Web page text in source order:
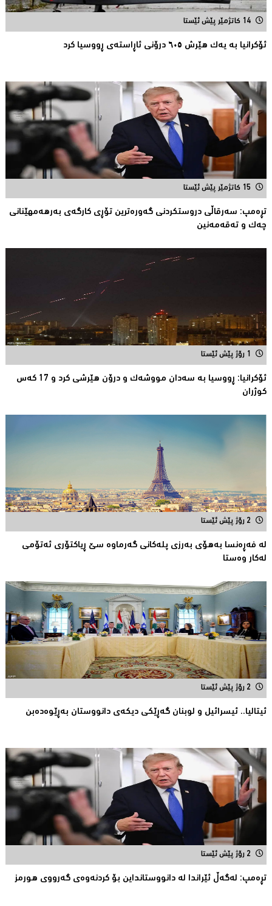
14 کاتژمێر پێش ئێستا
ئۆکرانیا بە یەک هێرش ٦٠٥ درۆنی ئاڕاستەى ڕووسیا کرد
15 کاتژمێر پێش ئێستا
تڕەمپ: سەرقاڵى دروستکردنی گەورەترین تۆڕى کارگەى بەرهەمهێنانى
چەک و تەقەمەنین
1 رۆژ پێش ئێستا
ئۆكرانیا: ڕووسیا به‌ سه‌دان مووشه‌ك و درۆن هێرشی كرد و 17 كه‌س
كوژران
2 رۆژ پێش ئێستا
لە فەڕەنسا بەهۆی بەرزی پلەکانی گەرماوە سێ ڕیاکتۆری ئەتۆمی
له‌كار وه‌ستا
2 رۆژ پێش ئێستا
ئیتالیا.. ئیسرائیل و لوبنان گه‌ڕێكی دیكه‌ی دانووستان به‌ڕێوه‌ده‌بن
2 رۆژ پێش ئێستا
تڕەمپ: لەگەڵ ئێراندا لە دانووستانداین بۆ کردنەوەى گەرووى هورمز